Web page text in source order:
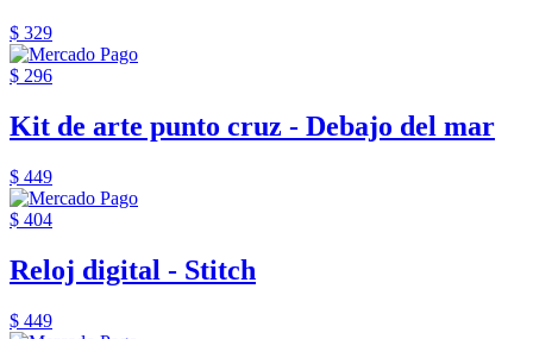
$ 329
$ 296
Kit de arte punto cruz - Debajo del mar
$ 449
$ 404
Reloj digital - Stitch
$ 449